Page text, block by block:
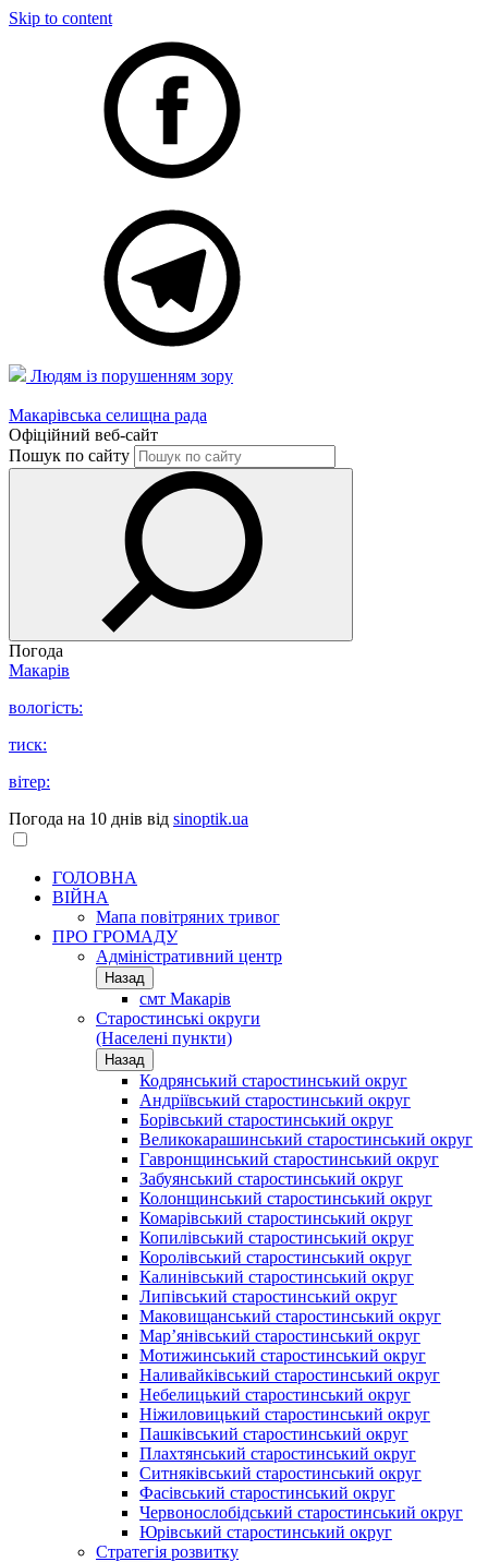
Skip to content
Людям із порушенням зору
Макарівська селищна рада
Офіційний веб-сайт
Пошук по сайту
Погода
Макарів
вологість:
тиск:
вітер:
Погода на 10 днів від sinoptik.ua
ГОЛОВНА
ВІЙНА
Мапа повітряних тривог
ПРО ГРОМАДУ
Aдміністративний центр
Назад
смт Макарів
Старостинські округи
(Населені пункти)
Назад
Кодрянський старостинський округ
Андріївський старостинський округ
Борівський старостинський округ
Великокарашинський старостинський округ
Гавронщинський старостинський округ
Забуянський старостинський округ
Колонщинський старостинський округ
Комарівський старостинський округ
Копилівський старостинський округ
Королівський старостинський округ
Калинівський старостинський округ
Липівський старостинський округ
Маковищанський старостинський округ
Мар’янівський старостинський округ
Мотижинський старостинський округ
Наливайківський старостинський округ
Небелицький старостинський округ
Ніжиловицький старостинський округ
Пашківський старостинський округ
Плахтянський старостинський округ
Ситняківський старостинський округ
Фасівський старостинський округ
Червонослобідський старостинський округ
Юрівський старостинський округ
Стратегія розвитку